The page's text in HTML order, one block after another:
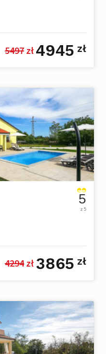
5497 zł 4945 zł
5
z 5
4294 zł 3865 zł